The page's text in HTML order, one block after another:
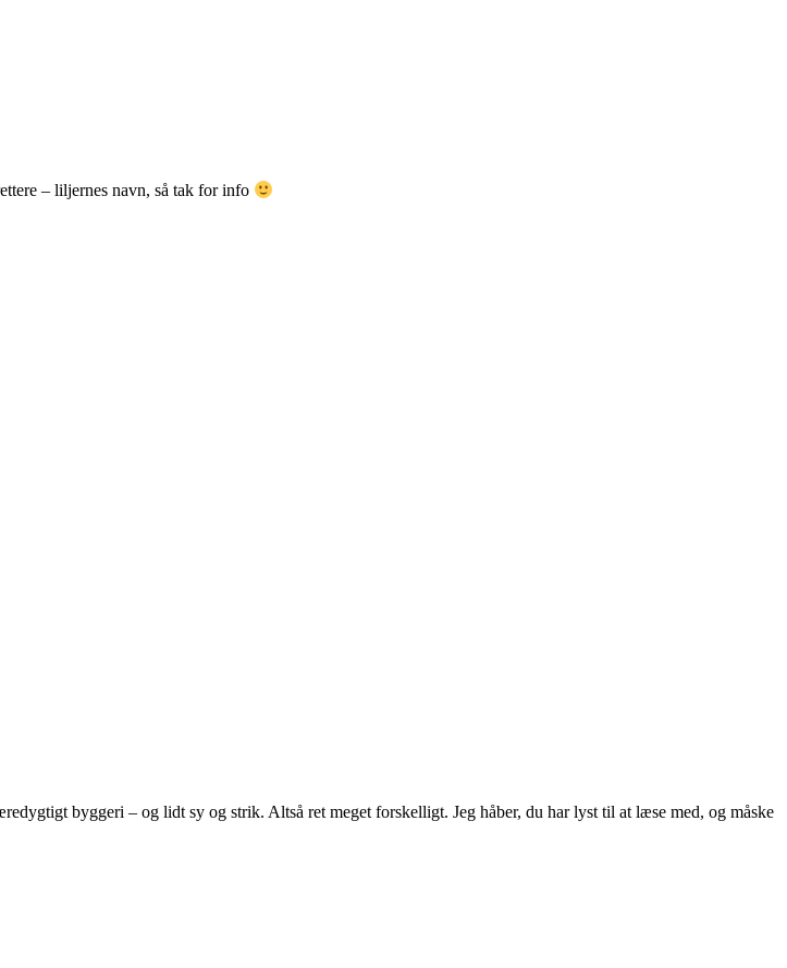
– liljernes navn, så tak for info
byggeri – og lidt sy og strik. Altså ret meget forskelligt. Jeg håber, du har lyst til at læse med, og måske